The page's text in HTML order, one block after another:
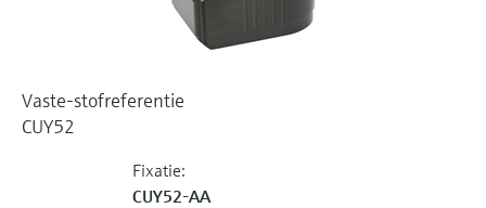
Vaste-stofreferentie
CUY52
Fixatie:
CUY52-AA